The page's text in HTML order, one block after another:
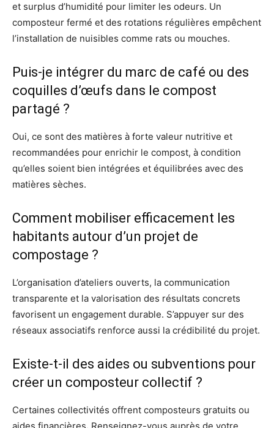
et surplus d’humidité pour limiter les odeurs. Un
composteur fermé et des rotations régulières empêchent
l’installation de nuisibles comme rats ou mouches.
Puis-je intégrer du marc de café ou des
coquilles d’œufs dans le compost
partagé ?
Oui, ce sont des matières à forte valeur nutritive et
recommandées pour enrichir le compost, à condition
qu’elles soient bien intégrées et équilibrées avec des
matières sèches.
Comment mobiliser efficacement les
habitants autour d’un projet de
compostage ?
L’organisation d’ateliers ouverts, la communication
transparente et la valorisation des résultats concrets
favorisent un engagement durable. S’appuyer sur des
réseaux associatifs renforce aussi la crédibilité du projet.
Existe-t-il des aides ou subventions pour
créer un composteur collectif ?
Certaines collectivités offrent composteurs gratuits ou